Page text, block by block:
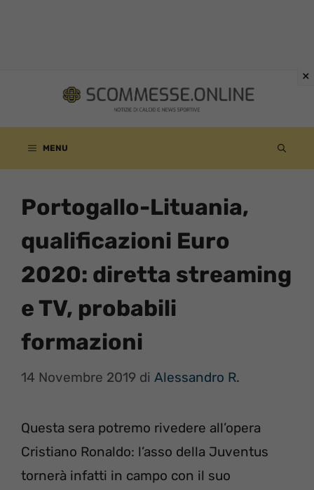
contenuto
MENU
Portogallo-Lituania,
qualificazioni Euro
2020: diretta streaming
e TV, probabili
formazioni
14 Novembre 2019 di Alessandro R.
Questa sera potremo rivedere all’opera
Cristiano Ronaldo: l’asso della Juventus
tornerà infatti in campo con il suo